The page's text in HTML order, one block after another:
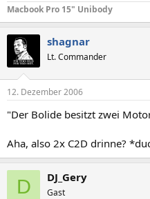
Macbook Pro 15" Unibody
shagnar
Lt. Commander
12. Dezember 2006
"Der Bolide besitzt zwei
Aha, also 2x C2D drinne?
D DJ_Gery
Gast